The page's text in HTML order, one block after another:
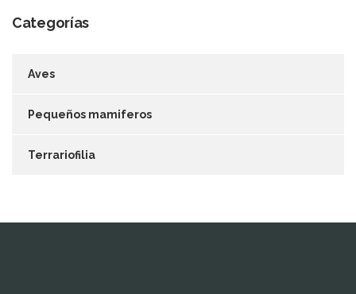
Categorías
Aves
Pequeños mamiferos
Terrariofilia